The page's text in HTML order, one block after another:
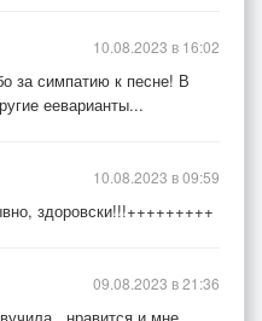
за симпатию к песне! В
ееварианты...
10.08.2023 в 16:02
здоровски!!!+++++++++
10.08.2023 в 09:59
09.08.2023 в 21:36